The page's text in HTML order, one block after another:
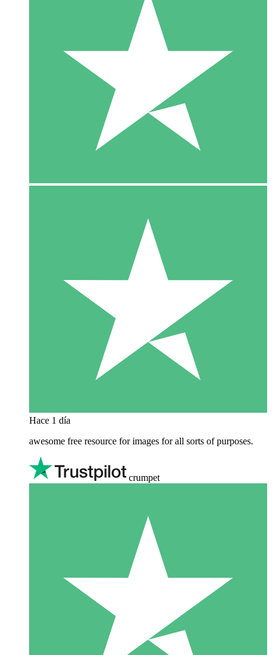
Hace 1 día
awesome free resource for images for all sorts of purposes.
crumpet